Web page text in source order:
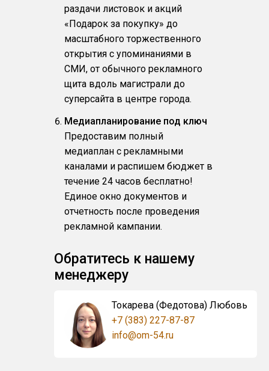
раздачи листовок и акций
«Подарок за покупку» до
масштабного торжественного
открытия с упоминаниями в
СМИ, от обычного рекламного
щита вдоль магистрали до
суперсайта в центре города.
Медиапланирование под ключ
Предоставим полный
медиаплан с рекламными
каналами и распишем бюджет в
течение 24 часов бесплатно!
Единое окно документов и
отчетность после проведения
рекламной кампании.
Обратитесь к нашему
менеджеру
Токарева (Федотова) Любовь
+7 (383) 227-87-87
info@om-54.ru